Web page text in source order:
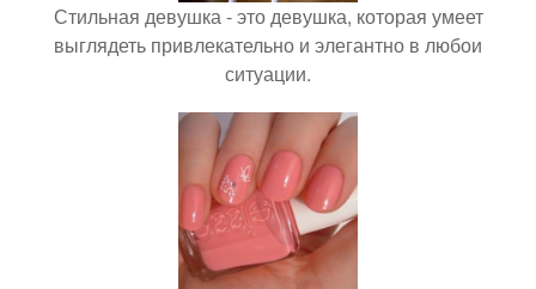
Стильная девушка - это девушка, которая умеет
выглядеть привлекательно и элегантно в любои
ситуации.